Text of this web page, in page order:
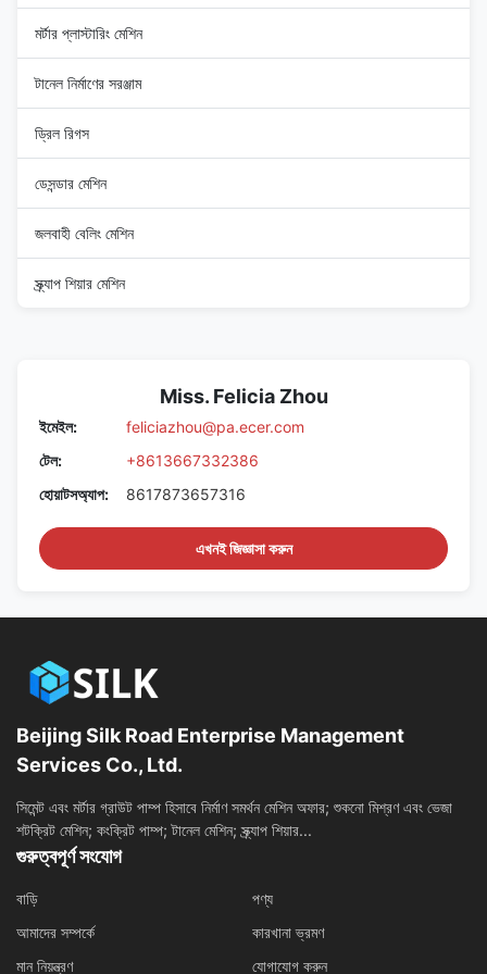
মর্টার প্লাস্টারিং মেশিন
টানেল নির্মাণের সরঞ্জাম
ড্রিল রিগস
ডেসন্ডার মেশিন
জলবাহী বেলিং মেশিন
স্ক্র্যাপ শিয়ার মেশিন
Miss. Felicia Zhou
ইমেইল:
feliciazhou@pa.ecer.com
টেল:
+8613667332386
হোয়াটসঅ্যাপ:
8617873657316
এখনই জিজ্ঞাসা করুন
Beijing Silk Road Enterprise Management
Services Co., Ltd.
সিমেন্ট এবং মর্টার গ্রাউট পাম্প হিসাবে নির্মাণ সমর্থন মেশিন অফার; শুকনো মিশ্রণ এবং ভেজা
শটক্রিট মেশিন; কংক্রিট পাম্প; টানেল মেশিন; স্ক্র্যাপ শিয়ার...
গুরুত্বপূর্ণ সংযোগ
বাড়ি
পণ্য
আমাদের সম্পর্কে
কারখানা ভ্রমণ
মান নিয়ন্ত্রণ
যোগাযোগ করুন